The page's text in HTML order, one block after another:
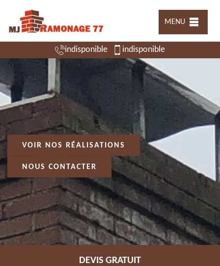
MENU
indisponible indisponible
VOIR NOS RÉALISATIONS
NOUS CONTACTER
DEVIS GRATUIT